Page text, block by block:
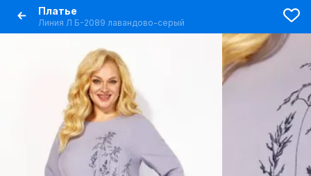
Платье
Линия Л Б-2089 лавандово-серый